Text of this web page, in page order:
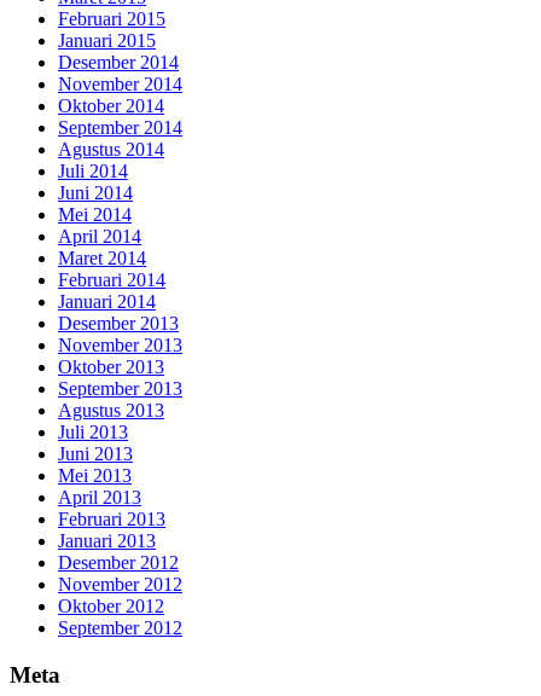
Februari 2015
Januari 2015
Desember 2014
November 2014
Oktober 2014
September 2014
Agustus 2014
Juli 2014
Juni 2014
Mei 2014
April 2014
Maret 2014
Februari 2014
Januari 2014
Desember 2013
November 2013
Oktober 2013
September 2013
Agustus 2013
Juli 2013
Juni 2013
Mei 2013
April 2013
Februari 2013
Januari 2013
Desember 2012
November 2012
Oktober 2012
September 2012
Meta